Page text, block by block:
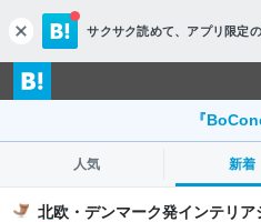
c
l
o
s
サクサク読めて、 アプリ限定
『
人気 新着
北欧・デンマーク発インテリ